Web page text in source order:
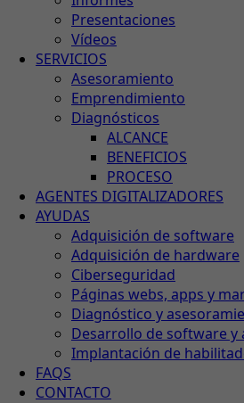
Presentaciones
Vídeos
SERVICIOS
Asesoramiento
Emprendimiento
Diagnósticos
ALCANCE
BENEFICIOS
PROCESO
AGENTES DIGITALIZADORES
AYUDAS
Adquisición de software
Adquisición de hardware
Ciberseguridad
Páginas webs, apps y
Diagnóstico y
Desarrollo de software y
Implantación de
FAQS
CONTACTO